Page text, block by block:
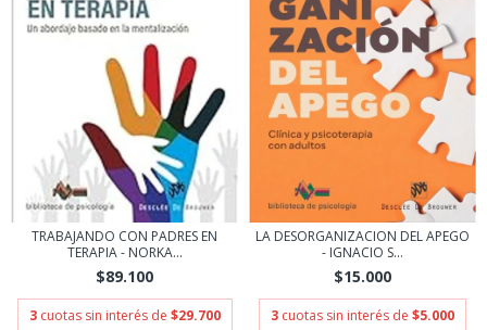
TRABAJANDO CON PADRES EN
TERAPIA - NORKA...
$89.100
3 cuotas sin interés de $29.700
LA DESORGANIZACION DEL APEGO
- IGNACIO S...
$15.000
3 cuotas sin interés de $5.000